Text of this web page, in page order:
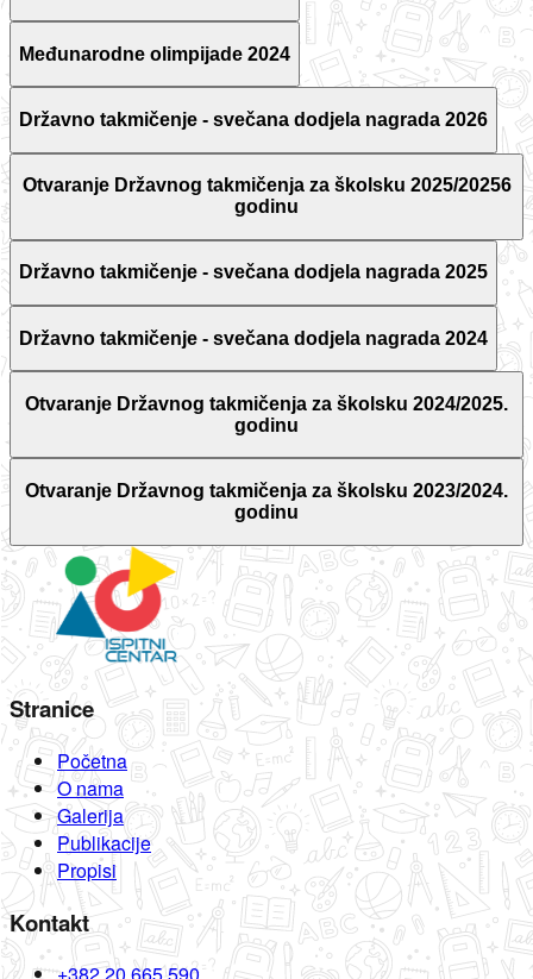
Međunarodne olimpijade 2024
Državno takmičenje - svečana dodjela nagrada 2026
Otvaranje Državnog takmičenja za školsku 2025/20256
godinu
Državno takmičenje - svečana dodjela nagrada 2025
Državno takmičenje - svečana dodjela nagrada 2024
Otvaranje Državnog takmičenja za školsku 2024/2025.
godinu
Otvaranje Državnog takmičenja za školsku 2023/2024.
godinu
Stranice
Početna
O nama
Galerija
Publikacije
Propisi
Kontakt